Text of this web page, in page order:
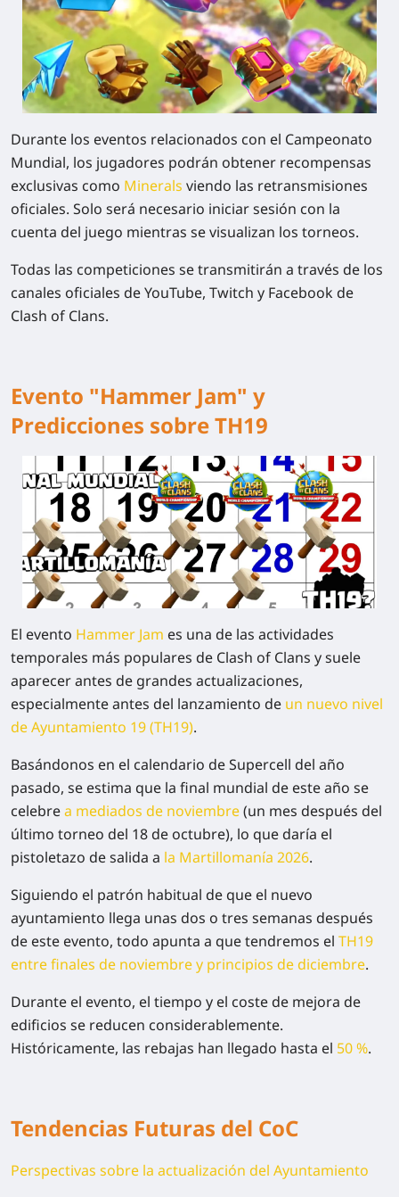
Durante los eventos relacionados con el Campeonato
Mundial, los jugadores podrán obtener recompensas
exclusivas como Minerals viendo las retransmisiones
oficiales. Solo será necesario iniciar sesión con la
cuenta del juego mientras se visualizan los torneos.
Todas las competiciones se transmitirán a través de los
canales oficiales de YouTube, Twitch y Facebook de
Clash of Clans.
Evento "Hammer Jam" y
Predicciones sobre TH19
El evento Hammer Jam es una de las actividades
temporales más populares de Clash of Clans y suele
aparecer antes de grandes actualizaciones,
especialmente antes del lanzamiento de un nuevo nivel
de Ayuntamiento 19 (TH19).
Basándonos en el calendario de Supercell del año
pasado, se estima que la final mundial de este año se
celebrea mediados de noviembre(un mes después del
último torneo del 18 de octubre), lo que daría el
pistoletazo de salida a la Martillomanía 2026.
Siguiendo el patrón habitual de que el nuevo
ayuntamiento llega unas dos o tres semanas después
de este evento, todo apunta a que tendremos el TH19
entre finales de noviembre y principios de diciembre.
Durante el evento, el tiempo y el coste de mejora de
edificios se reducen considerablemente.
Históricamente, las rebajas han llegado hasta el 50 %.
Tendencias Futuras del CoC
Perspectivas sobre la actualización del Ayuntamiento